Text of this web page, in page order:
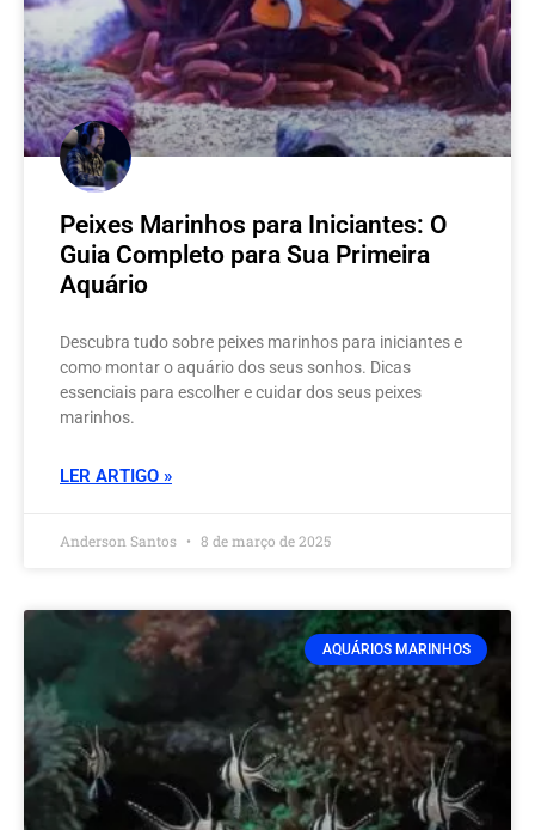
Peixes Marinhos para Iniciantes: O
Guia Completo para Sua Primeira
Aquário
Descubra tudo sobre peixes marinhos para iniciantes e
como montar o aquário dos seus sonhos. Dicas
essenciais para escolher e cuidar dos seus peixes
marinhos.
LER ARTIGO »
Anderson Santos 8 de março de 2025
AQUÁRIOS MARINHOS